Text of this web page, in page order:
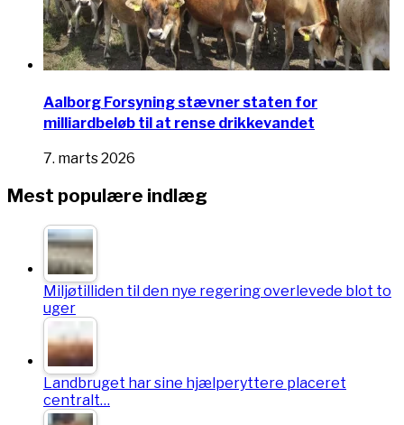
Aalborg Forsyning stævner staten for
milliardbeløb til at rense drikkevandet
7. marts 2026
Mest populære indlæg
Miljøtilliden til den nye regering overlevede blot to
uger
Landbruget har sine hjælperyttere placeret
centralt…